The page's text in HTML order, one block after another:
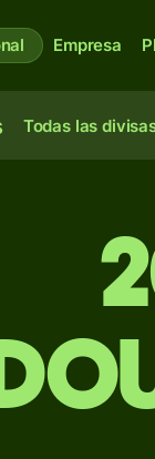
Empresa
Todas las